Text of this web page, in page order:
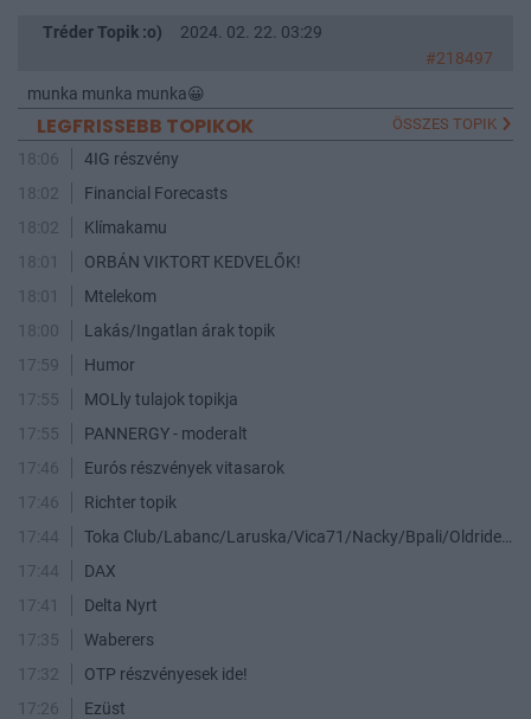
Tréder Topik :o)
2024. 02. 22. 03:29
#218497
munka munka munka😀
LEGFRISSEBB TOPIKOK ÖSSZES TOPIK
18:06
4IG részvény
18:02
Financial Forecasts
18:02
Klímakamu
18:01
ORBÁN VIKTORT KEDVELŐK!
18:01
Mtelekom
18:00
Lakás/Ingatlan árak topik
17:59
Humor
17:55
MOLly tulajok topikja
17:55
PANNERGY - moderalt
17:46
Eurós részvények vitasarok
17:46
Richter topik
17:44
Toka Club/Labanc/Laruska/Vica71/Nacky/Bpali/Oldrider/Josefernando/Mcbull/Kawaszabi
17:44
DAX
17:41
Delta Nyrt
17:35
Waberers
17:32
OTP részvényesek ide!
17:26
Ezüst